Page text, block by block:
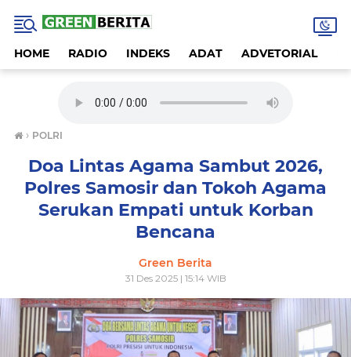
HOME RADIO INDEKS ADAT ADVETORIAL
› POLRI
Doa Lintas Agama Sambut 2026,
Polres Samosir dan Tokoh Agama
Serukan Empati untuk Korban
Bencana
Green Berita
31 Des 2025 | 15:14 WIB